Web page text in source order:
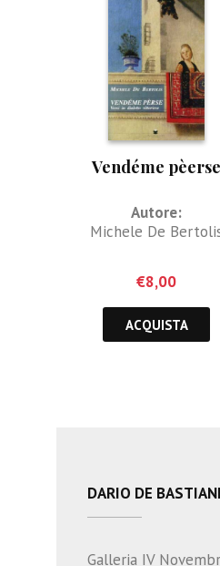
Vendéme pèerse
Autore:
Michele De
€8,00
ACQUISTA
DARIO DE
Galleria IV